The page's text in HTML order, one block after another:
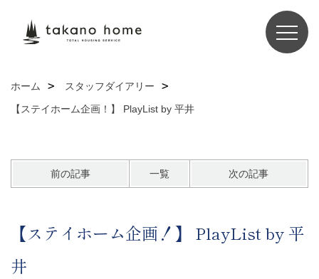
ホーム
スタッフダイアリー
【ステイホーム企画！】 PlayList by 平井
前の記事 一覧 次の記事
【ステイホーム企画！】 PlayList by 平
井